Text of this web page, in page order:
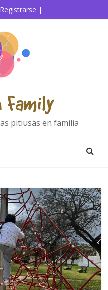
Registrarse |
Family
pitiusas en familia